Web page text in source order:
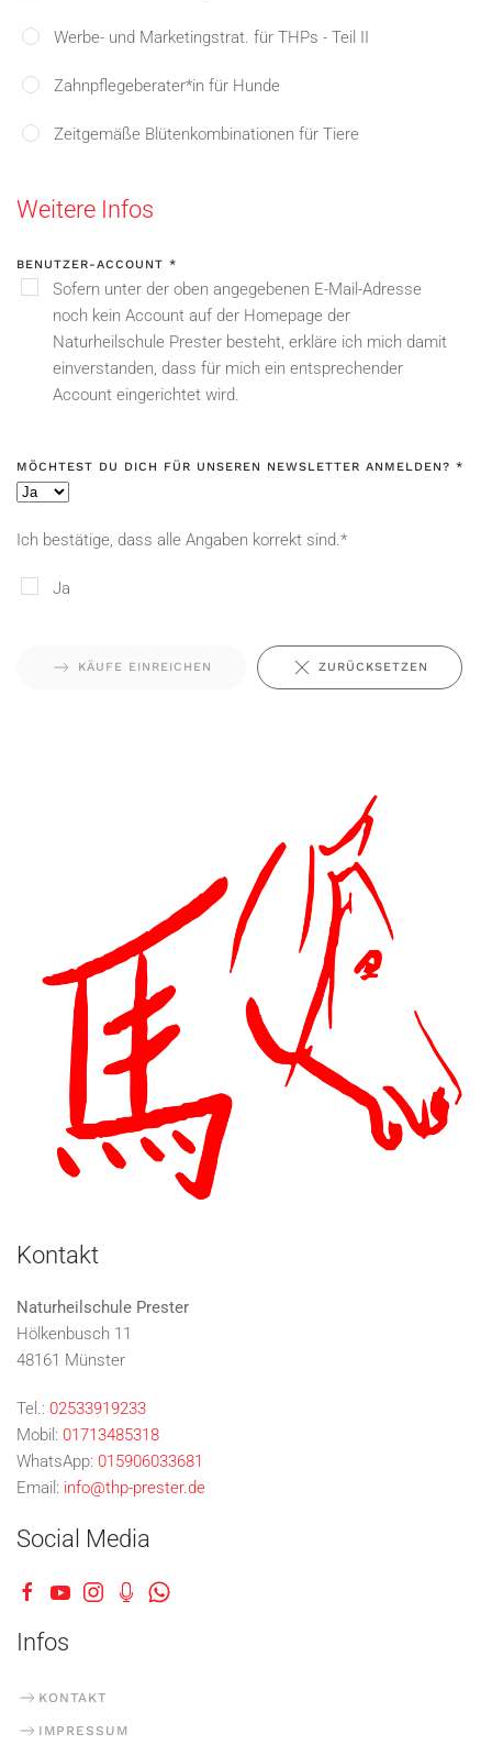
Werbe- und Marketingstrat. für THPs - Teil II
Zahnpflegeberater*in für Hunde
Zeitgemäße Blütenkombinationen für Tiere
Weitere Infos
BENUTZER-ACCOUNT *
Sofern unter der oben angegebenen E-Mail-Adresse
noch kein Account auf der Homepage der
Naturheilschule Prester besteht, erkläre ich mich damit
einverstanden, dass für mich ein entsprechender
Account eingerichtet wird.
MÖCHTEST DU DICH FÜR UNSEREN NEWSLETTER ANMELDEN? *
Ich bestätige, dass alle Angaben korrekt sind.*
Ja
KÄUFE EINREICHEN ZURÜCKSETZEN
Kontakt
Naturheilschule Prester
Hölkenbusch 11
48161 Münster
Tel.: 02533919233
Mobil: 01713485318
WhatsApp: 015906033681
Email: info@thp-prester.de
Social Media
Infos
KONTAKT
IMPRESSUM